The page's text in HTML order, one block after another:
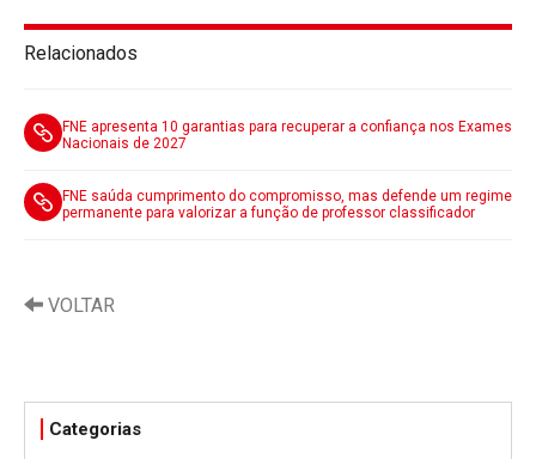
Relacionados
FNE apresenta 10 garantias para recuperar a confiança nos Exames
Nacionais de 2027
FNE saúda cumprimento do compromisso, mas defende um regime
permanente para valorizar a função de professor classificador
VOLTAR
Categorias